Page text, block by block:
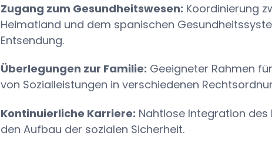
Zugang zum Gesundheitswesen: Koordinierung
Heimatland und dem spanischen
Entsendung.
Überlegungen zur Familie: Geeigneter Rahmen
von Sozialleistungen in verschiedenen
Kontinuierliche Karriere: Nahtlose Integration
den Aufbau der sozialen Sicherheit.